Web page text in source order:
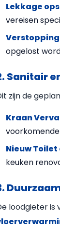
Lekkage
vereisen
Verstopping
opgelost
Sanitair
zijn de
Kraan
voorkomende
Nieuw
keuken
loodgieter is